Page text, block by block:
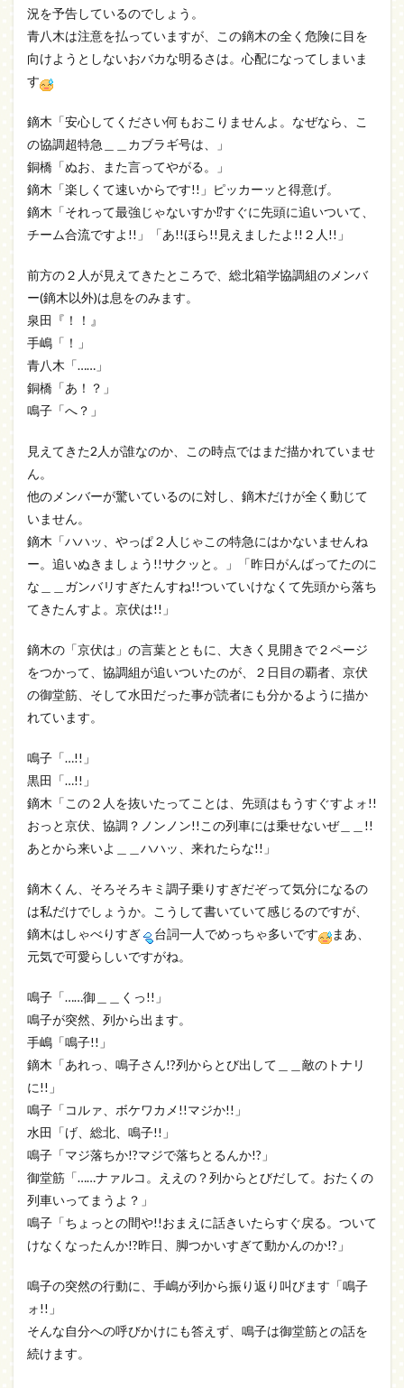
況を予告しているのでしょう。
青八木は注意を払っていますが、この鏑木の全く危険に目を
向けようとしないおバカな明るさは。心配になってしまいま
す
鏑木「安心してください何もおこりませんよ。なぜなら、こ
の協調超特急＿＿カブラギ号は、」
銅橋「ぬお、また言ってやがる。」
鏑木「楽しくて速いからです!!」ピッカーッと得意げ。
鏑木「それって最強じゃないすか⁉すぐに先頭に追いついて、
チーム合流ですよ!!」「あ!!ほら!!見えましたよ!!２人!!」
前方の２人が見えてきたところで、総北箱学協調組のメンバ
ー(鏑木以外)は息をのみます。
泉田『！！』
手嶋「！」
青八木「……」
銅橋「あ！？」
鳴子「へ？」
見えてきた2人が誰なのか、この時点ではまだ描かれていませ
ん。
他のメンバーが驚いているのに対し、鏑木だけが全く動じて
いません。
鏑木「ハハッ、やっぱ２人じゃこの特急にはかないませんね
ー。追いぬきましょう!!サクッと。」「昨日がんばってたのに
な＿＿ガンバリすぎたんすね!!ついていけなくて先頭から落ち
てきたんすよ。京伏は!!」
鏑木の「京伏は」の言葉とともに、大きく見開きで２ページ
をつかって、協調組が追いついたのが、２日目の覇者、京伏
の御堂筋、そして水田だった事が読者にも分かるように描か
れています。
鳴子「…!!」
黒田「…!!」
鏑木「この２人を抜いたってことは、先頭はもうすぐすよォ!!
おっと京伏、協調？ノンノン!!この列車には乗せないぜ＿＿!!
あとから来いよ＿＿ハハッ、来れたらな!!」
鏑木くん、そろそろキミ調子乗りすぎだぞって気分になるの
は私だけでしょうか。こうして書いていて感じるのですが、
鏑木はしゃべりすぎ
台詞一人でめっちゃ多いです
まあ、
元気で可愛らしいですがね。
鳴子「……御＿＿くっ!!」
鳴子が突然、列から出ます。
手嶋「鳴子!!」
鏑木「あれっ、鳴子さん!?列からとび出して＿＿敵のトナリ
に!!」
鳴子「コルァ、ボケワカメ!!マジか!!」
水田「げ、総北、鳴子!!」
鳴子「マジ落ちか!?マジで落ちとるんか!?」
御堂筋「……ナァルコ。ええの？列からとびだして。おたくの
列車いってまうよ？」
鳴子「ちょっとの間や!!おまえに話きいたらすぐ戻る。ついて
けなくなったんか!?昨日、脚つかいすぎて動かんのか!?」
鳴子の突然の行動に、手嶋が列から振り返り叫びます「鳴子
ォ!!」
そんな自分への呼びかけにも答えず、鳴子は御堂筋との話を
続けます。